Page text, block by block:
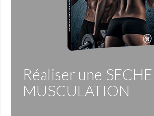
Réaliser une SECHE
MUSCULATION